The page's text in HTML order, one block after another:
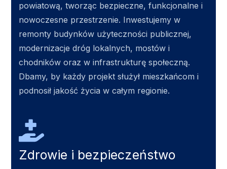
powiatową, tworząc bezpieczne, funkcjonalne i
nowoczesne przestrzenie. Inwestujemy w
remonty budynków użyteczności publicznej,
modernizacje dróg lokalnych, mostów i
chodników oraz w infrastrukturę społeczną.
Dbamy, by każdy projekt służył mieszkańcom i
podnosił jakość życia w całym regionie.
Zdrowie i bezpieczeństwo